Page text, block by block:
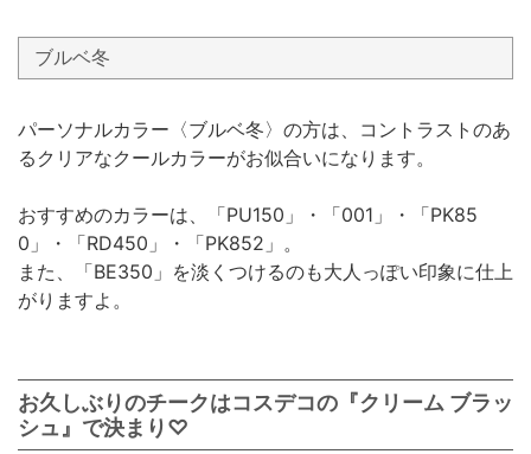
ブルベ冬
パーソナルカラー〈ブルベ冬〉の方は、コントラストのあ
るクリアなクールカラーがお似合いになります。
おすすめのカラーは、「PU150」・「001」・「PK85
0」・「RD450」・「PK852」。
また、「BE350」を淡くつけるのも大人っぽい印象に仕上
がりますよ。
お久しぶりのチークはコスデコの『クリーム ブラッ
シュ』で決まり♡